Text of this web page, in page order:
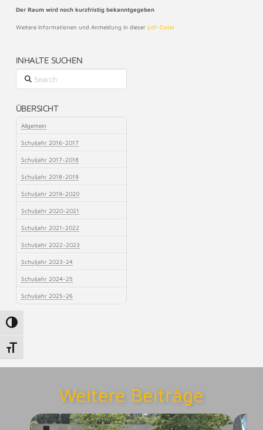
Umschalten auf hohe Kontraste
Schrift vergrößern
Der Raum wird noch kurzfristig bekanntgegeben
Weitere Informationen und Anmeldung in dieser pdf-Datei
INHALTE SUCHEN
ÜBERSICHT
Allgemein
Schuljahr 2016-2017
Schuljahr 2017-2018
Schuljahr 2018-2019
Schuljahr 2019-2020
Schuljahr 2020-2021
Schuljahr 2021-2022
Schuljahr 2022-2023
Schuljahr 2023-24
Schuljahr 2024-25
Schuljahr 2025-26
Weitere Beiträge